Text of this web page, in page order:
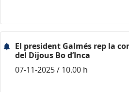
El president Galmés rep la
del Dijous Bo d’Inca
07-11-2025 / 10.00 h